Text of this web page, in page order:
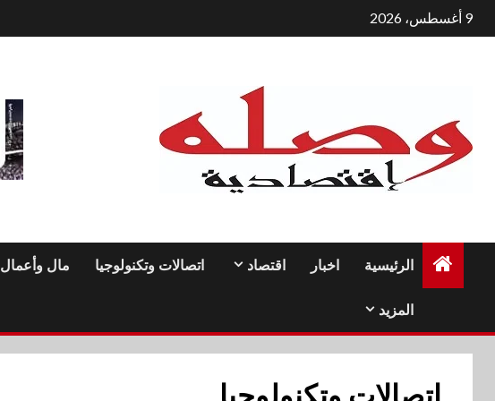
التجاوز
إلى
9 أغسطس، 2026
الرئيسية اخبار اقتصاد اتصالات وتكنولوجيا مال وأعمال
المزيد